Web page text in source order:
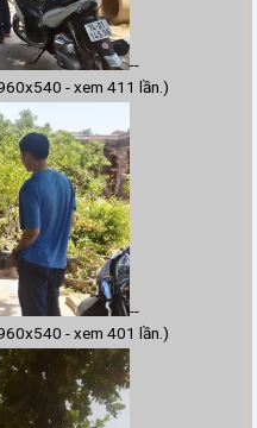
--
- xem 411 lần.)
--
- xem 401 lần.)